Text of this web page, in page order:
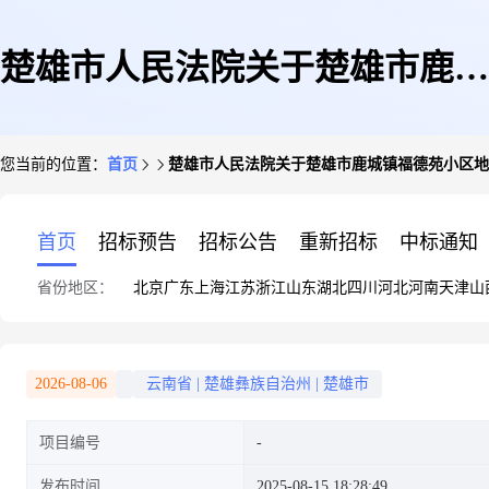
楚雄市人民法院关于楚雄市鹿城
您当前的位置： 首页 楚雄市人民法院关于楚雄市鹿城镇福德苑小区
首页 招标预告 招标公告 重新招标 中标通知
省份地区： 北京广东 上海江苏浙江山东湖北四川 河北河南天津山
2026-08-06 云南省 楚雄彝族自治州 楚雄市
项目编号